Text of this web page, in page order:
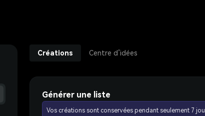
Créations Centre d’idées
Générer une liste
Vos créations sont conservées pendant seulement 7